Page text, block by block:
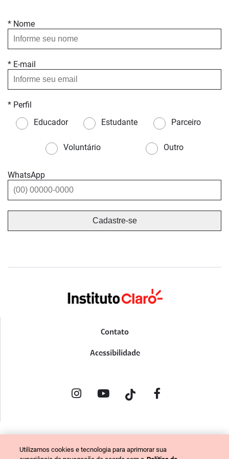
* Nome
* E-mail
* Perfil
Educador
Estudante Parceiro
Voluntário Outro
WhatsApp
Contato
Acessibilidade
PORTAL DE DENÚNCIAS
Utilizamos cookies e tecnologia para aprimorar sua